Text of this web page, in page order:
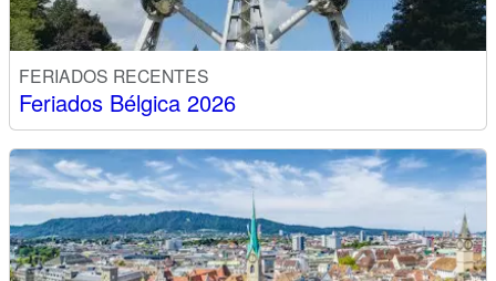
FERIADOS RECENTES
Feriados Bélgica 2026